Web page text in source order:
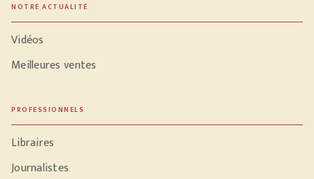
NOTRE ACTUALITÉ
Vidéos
Meilleures ventes
PROFESSIONNELS
Libraires
Journalistes